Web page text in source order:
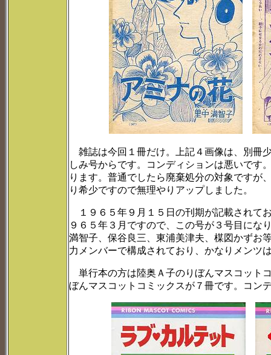
雑誌は今回１冊だけ。上記４画像は、別冊
しみ号からです。コンディションは悪いです
ります。普通でしたら廃棄処分の対象ですが
り希少ですので無理やりアップしました。
１９６５年９月１５日の刊期が記載されて
９６５年３月ですので、この号が３号目にな
満智子、保谷良三、東浦美津夫、楳図かずお
力メンバーで構成されており、かなりメンツ
単行本の方は陸奥Ａ子のりぼんマスコット
ぼんマスコットコミックスが７冊です。コン